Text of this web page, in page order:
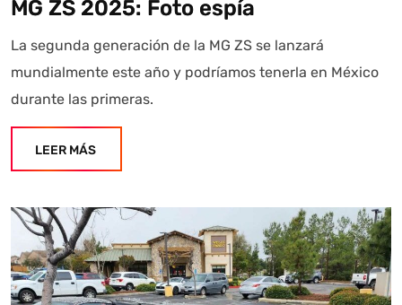
MG ZS 2025: Foto espía
La segunda generación de la MG ZS se lanzará
mundialmente este año y podríamos tenerla en México
durante las primeras.
LEER MÁS